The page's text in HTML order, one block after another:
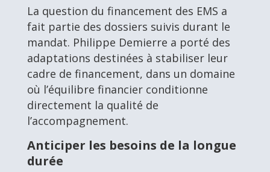
La question du financement des EMS a
fait partie des dossiers suivis durant le
mandat. Philippe Demierre a porté des
adaptations destinées à stabiliser leur
cadre de financement, dans un domaine
où l’équilibre financier conditionne
directement la qualité de
l’accompagnement.
Anticiper les besoins de la longue
durée